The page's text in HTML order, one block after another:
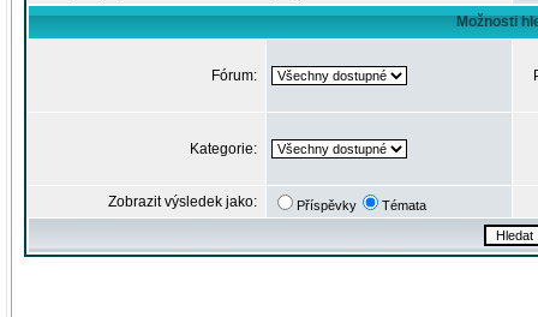
Možnosti
Fórum:
Kategorie:
Zobrazit výsledek jako: Příspěvky Témata